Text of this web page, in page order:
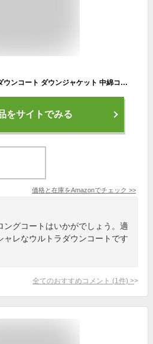
コート ジャケット ウルトラダウンコート ダウンジャケット 中綿コート アウター フード付き 2XL ロングコート 光沢感 冬服 冬物 ブラック 厚手 機能性 防寒 保温 ファッション おしゃれ きれいめ ダウンコート 遠足 スキー
をサイトでみる
価格と在庫をAmazonでチェック >>
ングコートはいかがでしょう。適
ャレなウルトラダウンコートです
全てのおすすめコメント (1 件) >